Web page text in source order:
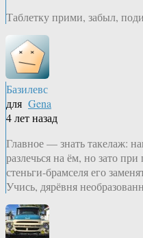
Таблетку прими, забыл,
Базилевс
для Gena
4 лет назад
Главное — знать такелаж:
разлечься на ём, но зато
стеньги-брамселя его
Учись, дярёвня